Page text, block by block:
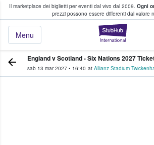
Il marketplace dei biglietti per eventi dal vivo dal 2009. Ogni
prezzi possono essere differenti dal valore
Menu
fan comprano e vendono
England v Scotland - Six Nations 2027
sab 13 mar 2027 • 16:40 at Allianz Stadium